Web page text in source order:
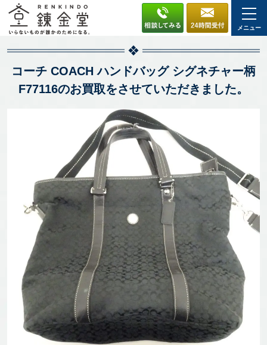
メニュー
コーチ COACH ハンドバッグ シグネチャー柄
F77116のお買取をさせていただきました。